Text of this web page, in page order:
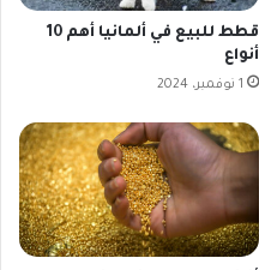
قطط للبيع في ألمانيا أهم 10
أنواع
1 نوفمبر، 2024